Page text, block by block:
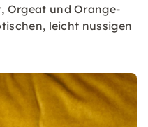
Orgeat und Orange-
leicht nussigen